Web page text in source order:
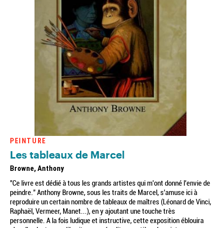
PEINTURE
Les tableaux de Marcel
Browne, Anthony
"Ce livre est dédié à tous les grands artistes qui m'ont donné l'envie de
peindre." Anthony Browne, sous les traits de Marcel, s'amuse ici à
reproduire un certain nombre de tableaux de maîtres (Léonard de Vinci,
Raphaël, Vermeer, Manet...), en y ajoutant une touche très
personnelle. A la fois ludique et instructive, cette exposition éblouira